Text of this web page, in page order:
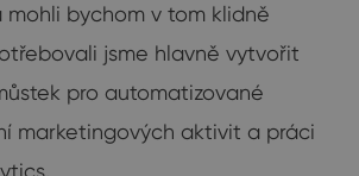
bychom v tom klidně
jsme hlavně vytvořit
pro automatizované
marketingových aktivit a práci